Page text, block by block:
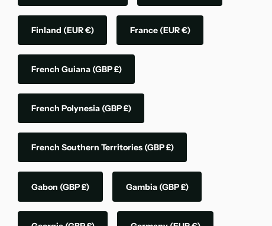
Finland (EUR €) France (EUR €)
French Guiana (GBP £)
French Polynesia (GBP £)
French Southern Territories (GBP £)
Gabon (GBP £) Gambia (GBP £)